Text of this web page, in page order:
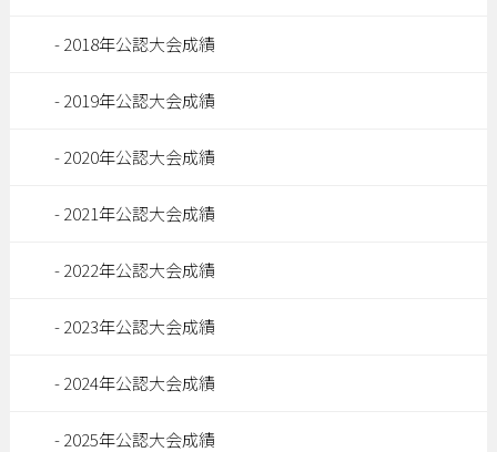
2018年公認大会成績
2019年公認大会成績
2020年公認大会成績
2021年公認大会成績
2022年公認大会成績
2023年公認大会成績
2024年公認大会成績
2025年公認大会成績